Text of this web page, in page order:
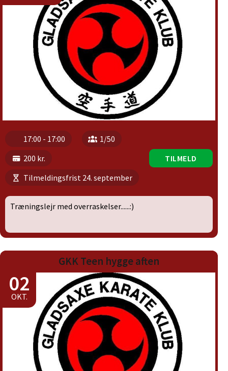
17:00 - 17:00
1/50
200 kr.
Tilmeldingsfrist 24. september
TILMELD
Træningslejr med overraskelser......:)
GKK Teen hygge aften
02
OKT.